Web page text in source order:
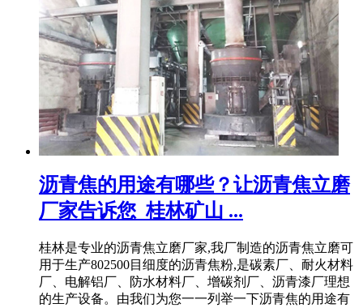
沥青焦的用途有哪些？让沥青焦立磨
厂家告诉您_桂林矿山 ...
桂林是专业的沥青焦立磨厂家,我厂制造的沥青焦立磨可
用于生产802500目细度的沥青焦粉,是碳素厂、耐火材料
厂、电解铝厂、防水材料厂、增碳剂厂、沥青漆厂理想
的生产设备。由我们为您一一列举一下沥青焦的用途有